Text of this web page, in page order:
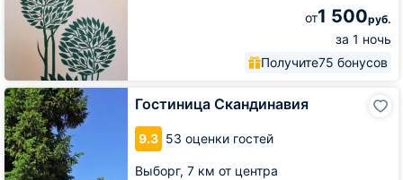
от1 500руб.
за 1 ночь
Получите75 бонусов
Гостиница Скандинавия
9.3 53 оценки гостей
Выборг, 7 км от центра
Гостиница
Скандинавия